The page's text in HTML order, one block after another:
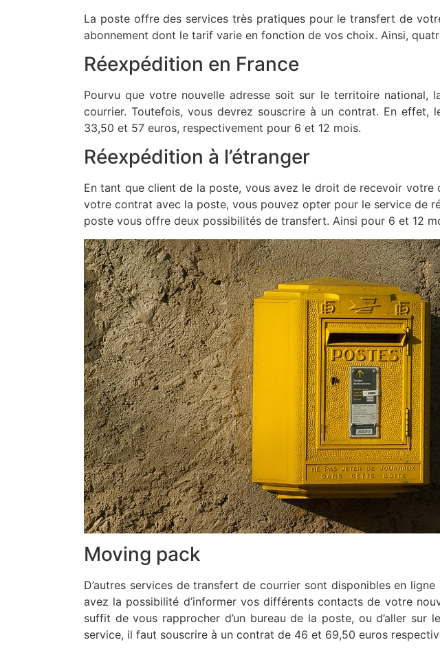
La poste offre des services très pratiques pour le transfert de
abonnement dont le tarif varie en fonction de vos choix. Ainsi,
Réexpédition en France
Pourvu que votre nouvelle adresse soit sur le territoire
courrier. Toutefois, vous devrez souscrire à un contrat. En effet,
33,50 et 57 euros, respectivement pour 6 et 12 mois.
Réexpédition à l’étranger
En tant que client de la poste, vous avez le droit de recevoir
votre contrat avec la poste, vous pouvez opter pour le service de
poste vous offre deux possibilités de transfert. Ainsi pour 6 et 12
Moving pack
D’autres services de transfert de courrier sont disponibles en
avez la possibilité d’informer vos différents contacts de votre
suffit de vous rapprocher d’un bureau de la poste, ou d’aller
service, il faut souscrire à un contrat de 46 et 69,50 euros